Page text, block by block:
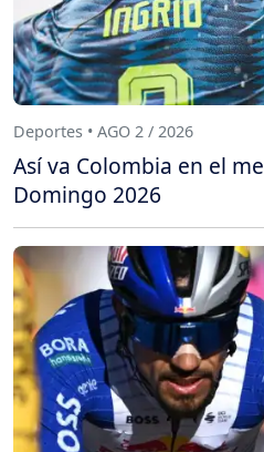
Deportes • AGO 2 / 2026
Así va Colombia en el
Domingo 2026